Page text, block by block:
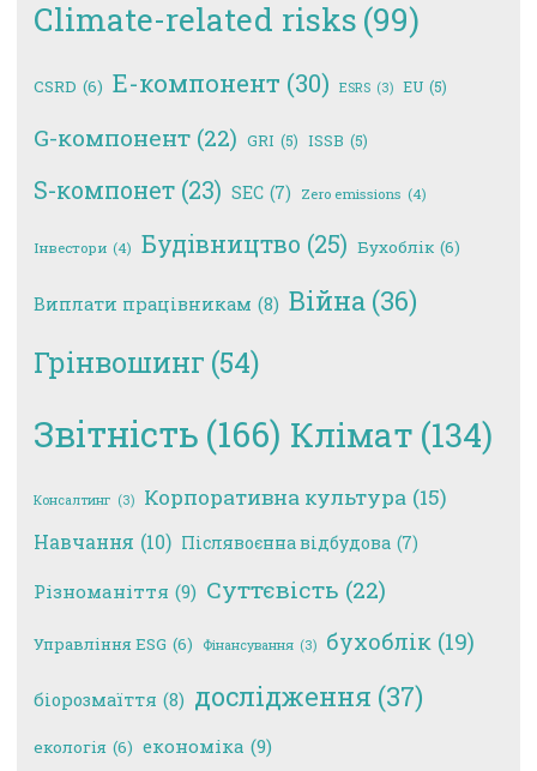
Climate-related risks (99)
CSRD (6) E-компонент (30) ESRS (3) EU (5)
G-компонент (22) GRI (5) ISSB (5)
S-компонет (23) SEC (7) Zero emissions (4)
Інвестори (4) Будівництво (25) Бухоблік (6)
Виплати працівникам (8) Війна (36)
Грінвошинг (54)
Звітність (166) Клімат (134)
Консалтинг (3) Корпоративна культура (15)
Навчання (10) Післявоєнна відбудова (7)
Різноманіття (9) Суттєвість (22)
Управління ESG (6) Фінансування (3) бухоблік (19)
біорозмаїття (8) дослідження (37)
екологія (6) економіка (9)